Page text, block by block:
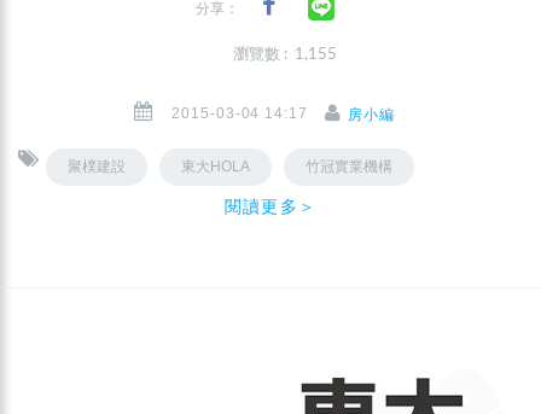
分享：
瀏覽數 : 1,155
2015-03-04 14:17 房小編
聚樸建設 東大HOLA 竹冠實業機構
閱讀更多＞